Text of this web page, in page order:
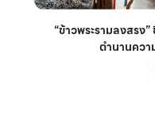
“ข้าวพระรามลงสรง
ตำนานคว